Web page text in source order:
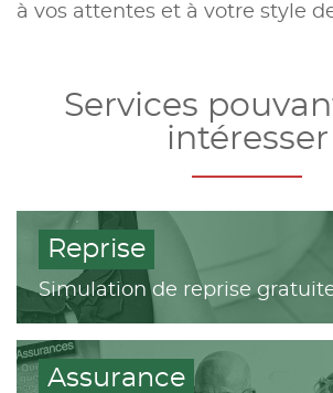
à vos attentes et à votre style
Services
intéresser
Reprise
Simulation de reprise
Assurance